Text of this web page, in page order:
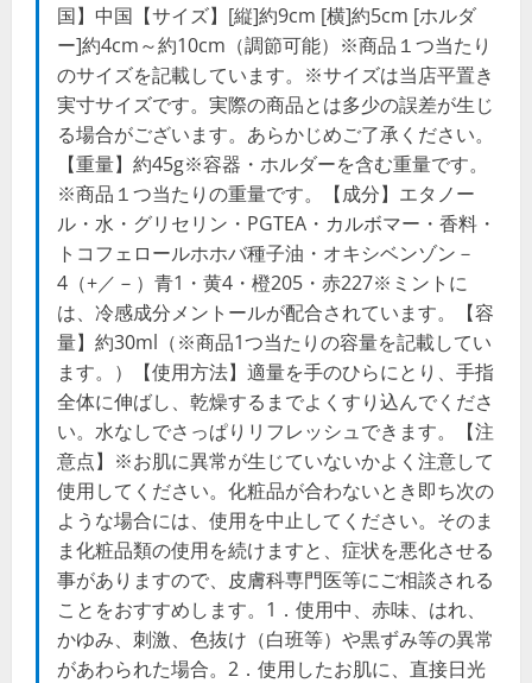
国】中国【サイズ】[縦]約9cm [横]約5cm [ホルダ
ー]約4cm～約10cm（調節可能）※商品１つ当たり
のサイズを記載しています。※サイズは当店平置き
実寸サイズです。実際の商品とは多少の誤差が生じ
る場合がございます。あらかじめご了承ください。
【重量】約45g※容器・ホルダーを含む重量です。
※商品１つ当たりの重量です。【成分】エタノー
ル・水・グリセリン・PGTEA・カルボマー・香料・
トコフェロールホホバ種子油・オキシベンゾン－
4（+／－）青1・黄4・橙205・赤227※ミントに
は、冷感成分メントールが配合されています。【容
量】約30ml（※商品1つ当たりの容量を記載してい
ます。）【使用方法】適量を手のひらにとり、手指
全体に伸ばし、乾燥するまでよくすり込んでくださ
い。水なしでさっぱりリフレッシュできます。【注
意点】※お肌に異常が生じていないかよく注意して
使用してください。化粧品が合わないとき即ち次の
ような場合には、使用を中止してください。そのま
ま化粧品類の使用を続けますと、症状を悪化させる
事がありますので、皮膚科専門医等にご相談される
ことをおすすめします。1．使用中、赤味、はれ、
かゆみ、刺激、色抜け（白班等）や黒ずみ等の異常
があわられた場合。2．使用したお肌に、直接日光